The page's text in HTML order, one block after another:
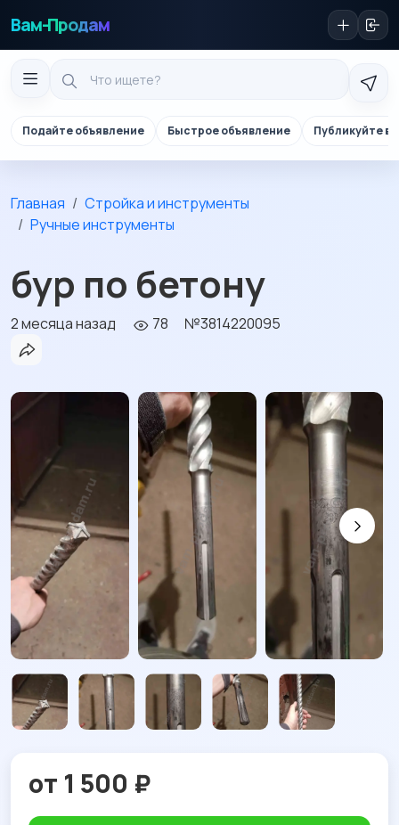
Вам-Продам
Подайте объявление Быстрое объявление Публикуйте в
Главная
Стройка и инструменты
Ручные инструменты
бур по бетону
2 месяца назад 78 №3814220095
от 1 500 ₽